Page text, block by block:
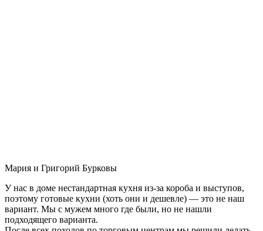
Мария и Григорий Бурковы
У нас в доме нестандартная кухня из-за короба и выступов,
поэтому готовые кухни (хоть они и дешевле) — это не наш
вариант. Мы с мужем много где были, но не нашли
подходящего варианта.